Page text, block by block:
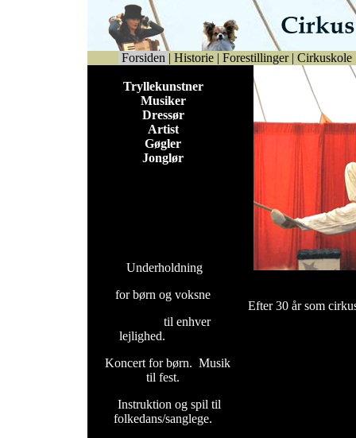
Forsiden | Historie | Forestillinger | Cirkuskole
Tryllekunstner
Musiker
Dressør
Artist
Gøgler
Jonglør
Underholdning
for børn og voksne
til enhver
lejlighed.
Koncert for børn. Musik
til fest.
Instruktion og spil til
folkedans/sanglege.
Efter 30 år som